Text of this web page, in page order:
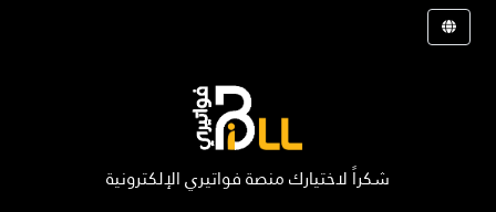
شكراً لاختيارك منصة فواتيري الإلكترونية